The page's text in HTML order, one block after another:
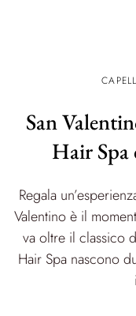
San
Hair Spa
Regala
Valentino è il
va oltre il classico
Hair Spa nascono